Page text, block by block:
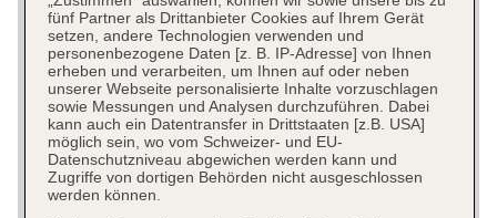
fünf Partner als Drittanbieter Cookies auf Ihrem Gerät
setzen, andere Technologien verwenden und
personenbezogene Daten [z. B. IP-Adresse] von Ihnen
erheben und verarbeiten, um Ihnen auf oder neben
unserer Webseite personalisierte Inhalte vorzuschlagen
sowie Messungen und Analysen durchzuführen. Dabei
kann auch ein Datentransfer in Drittstaaten [z.B. USA]
möglich sein, wo vom Schweizer- und EU-
Datenschutzniveau abgewichen werden kann und
Zugriffe von dortigen Behörden nicht ausgeschlossen
werden können.